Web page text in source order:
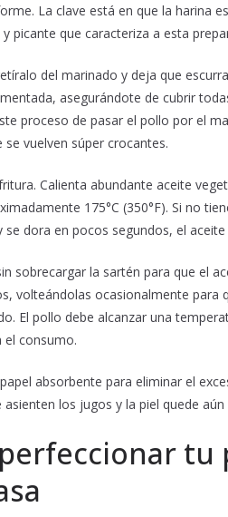
La clave está en que la harina
picante que caracteriza a esta
del marinado y deja que
asegurándote de cubrir
proceso de pasar el pollo por el
vuelven súper crocantes.
Calienta abundante aceite
175°C (350°F). Si no
dora en pocos segundos, el
sobrecargar la sartén para que el
volteándolas ocasionalmente para
El pollo debe alcanzar una
el consumo.
absorbente para eliminar el
los jugos y la piel quede